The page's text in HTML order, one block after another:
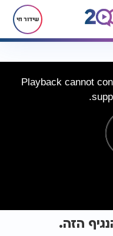
שידור חי
Playback cannot
הזה.